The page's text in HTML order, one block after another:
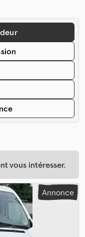
vous intéresser.
Annonce